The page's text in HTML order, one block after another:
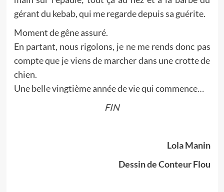
gérant du kebab, qui me regarde depuis sa guérite.
Moment de gêne assuré.
En partant, nous rigolons, je ne me rends donc pas
compte que je viens de marcher dans une crotte de
chien.
Une belle vingtième année de vie qui commence…
FIN
Lola Manin
Dessin de Conteur Flou